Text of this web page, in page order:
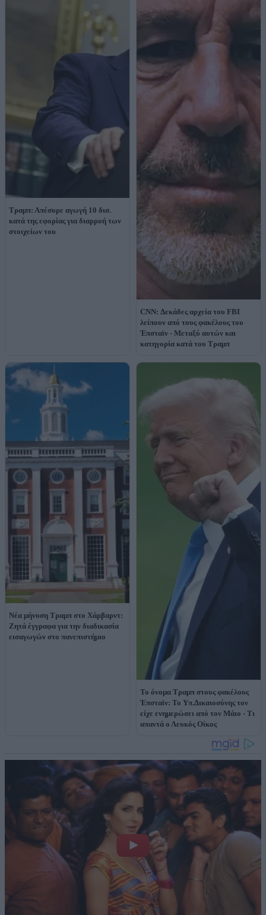
Τραμπ: Απέσυρε αγωγή 10 δισ.
κατά της εφορίας για διαρροή των
στοιχείων του
CNN: Δεκάδες αρχεία του FBI
λείπουν από τους φακέλους του
Έπσταϊν - Μεταξύ αυτών και
κατηγορία κατά του Τραμπ
Νέα μήνυση Τραμπ στο Χάρβαρντ:
Ζητά έγγραφα για την διαδικασία
εισαγωγών στο πανεπιστήμιο
Το όνομα Τραμπ στους φακέλους
Έπσταϊν: Το Υπ.Δικαιοσύνης τον
είχε ενημερώσει από τον Μάιο - Τι
απαντά ο Λευκός Οίκος